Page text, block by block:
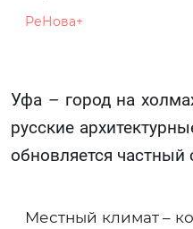
РеНова+
Уфа – город на
русские
обновляется частный
Местный климат –